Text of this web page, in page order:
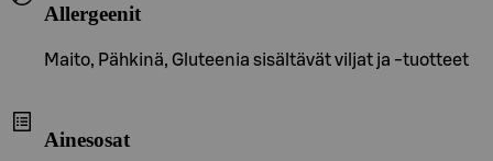
Allergeenit
Maito, Pähkinä, Gluteenia sisältävät viljat ja -tuotteet
Ainesosat